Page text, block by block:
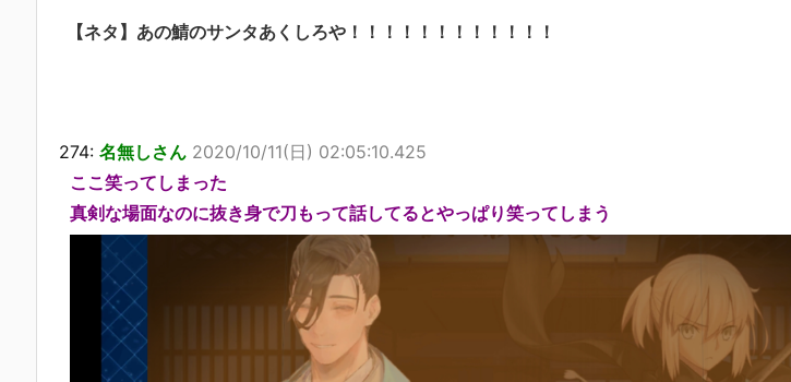
【ネタ】あの鯖のサンタあくしろや！！！！！！！！！！！！
274: 名無しさん 2020/10/11(日) 02:05:10.425
ここ笑ってしまった
真剣な場面なのに抜き身で刀もって話してるとやっぱり笑ってしまう